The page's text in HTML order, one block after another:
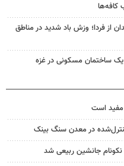
کافه‌ها
فردا؛ وزش باد شدید در مناطق
مفید است
کنترل‌شده در معدن سنگ بینک
نکونام جانشین ربیعی شد